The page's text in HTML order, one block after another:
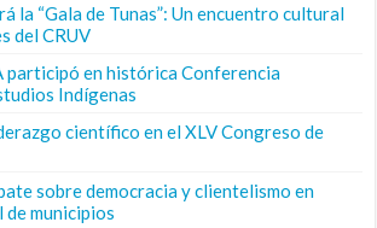
la “Gala de Tunas”: Un encuentro cultural
del CRUV
participó en histórica Conferencia
Indígenas
científico en el XLV Congreso de
sobre democracia y clientelismo en
municipios